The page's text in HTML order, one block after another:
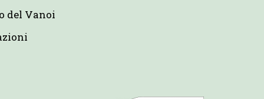
del Vanoi